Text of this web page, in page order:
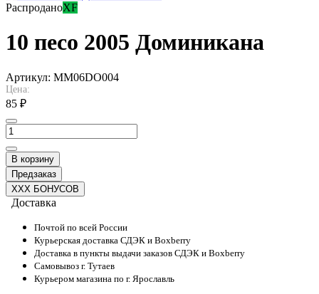
РаспроданоXF
10 песо 2005 Доминикана
Артикул: MM06DO004
Цена:
85 ₽
В корзину
Предзаказ
XXX БОНУСОВ
Доставка
Почтой по всей России
Курьерская доставка СДЭК и Boxberry
Доставка в пункты выдачи заказов СДЭК и Boxberry
Самовывоз г. Тутаев
Курьером магазина по г. Ярославль